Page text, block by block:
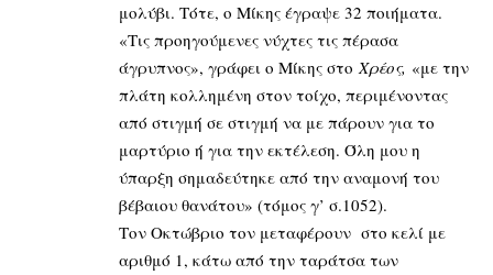
μολύβι. Τότε, ο Μίκης έγραψε 32 ποιήματα.
«Τις προηγούμενες νύχτες τις πέρασα
άγρυπνος», γράφει ο Μίκης στοΧρέος, «με την
πλάτη κολλημένη στον τοίχο, περιμένοντας
από στιγμή σε στιγμή να με πάρουν για το
μαρτύριο ή για την εκτέλεση. Όλη μου η
ύπαρξη σημαδεύτηκε από την αναμονή του
βέβαιου θανάτου» (τόμος γ’ σ.1052).
Τον Οκτώβριο τον μεταφέρουν στο κελί με
αριθμό 1, κάτω από την ταράτσα των